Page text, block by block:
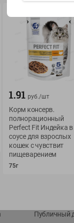
О сервисе
Оплата
Условия
Возврат
Оформление
Публичный
1.91 руб./шт
Корм консерв.
полнорационный
Perfect Fit Индейка в
соусе для взрослых
кошек с чувствит
пищеварением
75г